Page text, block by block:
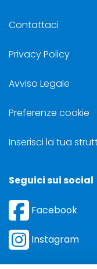
Contattaci
Privacy Policy
Avviso Legale
Preferenze cookie
Inserisci la tua
Seguici sui social
Facebook
Instagram